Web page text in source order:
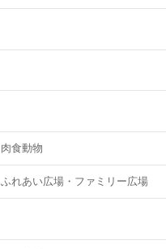
肉食動物
ふれあい広場・ファミリー広場